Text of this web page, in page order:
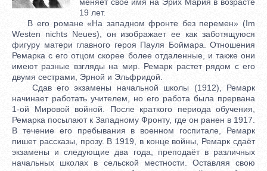
19 лет.
В его романе «На западном фронте без перемен» (Im
Westen nichts Neues), он изображает ее как заботящуюся
фигуру матери главного героя Пауля Боймара. Отношения
Ремарка с его отцом скорее более отдаленные, и также они
имеют разные взгляды на мир. Ремарк растет рядом с его
двумя сестрами, Эрной и Эльфридой.
Сдав его экзамены начальной школы (1912), Ремарк
начинает работать учителем, но его работа была прервана
1-ой Мировой войной. После краткого периода обучения,
Ремарка посылают к Западному Фронту, где он ранен в 1917.
В течение его пребывания в военном госпитале, Ремарк
пишет рассказы, прозу. В 1919, в конце войны, Ремарк сдаёт
экзамены и следующие два года, преподаёт в различных
начальных школах в сельской местности. Оставляя свою